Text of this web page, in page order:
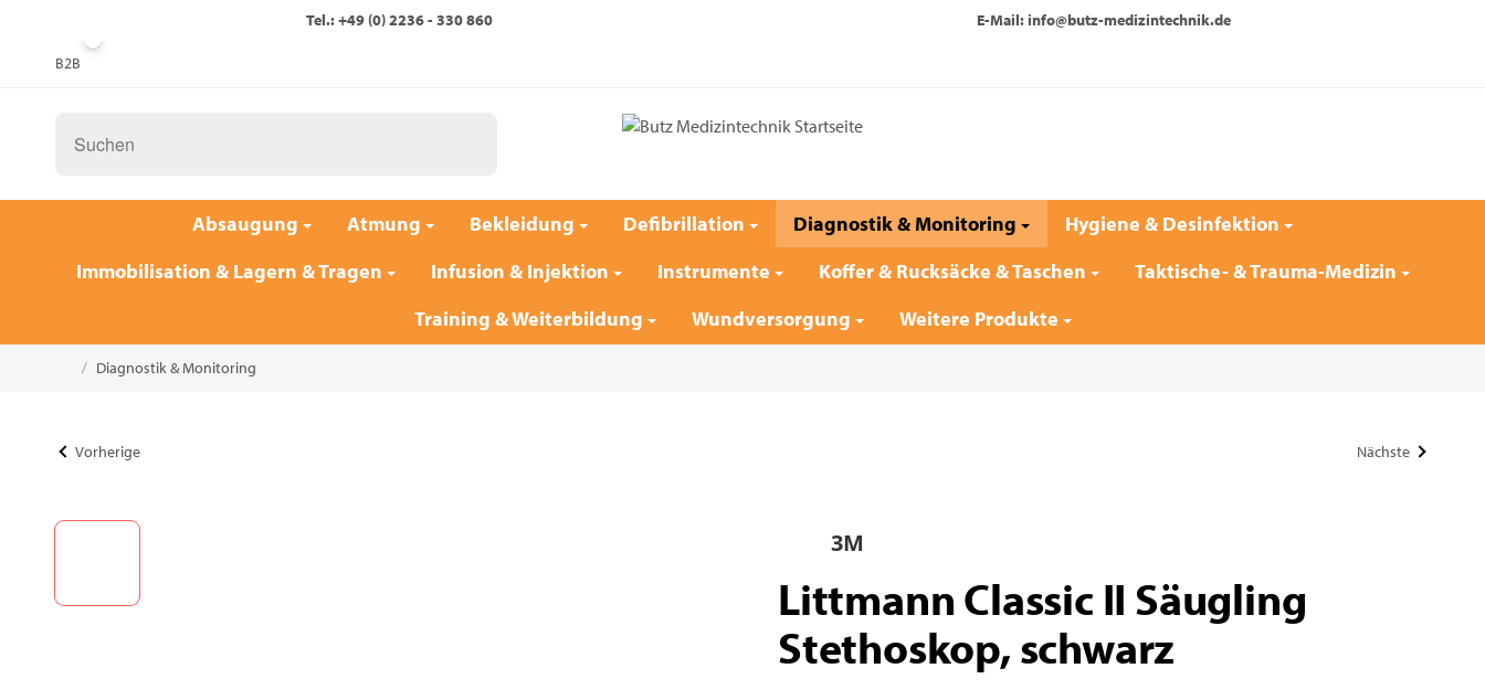
Tel.: +49 (0) 2236 - 330 860 E-Mail: info@butz-medizintechnik.de
B2B
Absaugung Atmung Bekleidung Defibrillation Diagnostik & Monitoring
Hygiene & Desinfektion
Immobilisation & Lagern & Tragen
Infusion & Injektion Instrumente Koffer & Rucksäcke & Taschen
Taktische- & Trauma-Medizin
Training & Weiterbildung
Wundversorgung Weitere Produkte
/ Diagnostik & Monitoring
Vorherige Nächste
3M
Littmann Classic II Säugling
Stethoskop, schwarz